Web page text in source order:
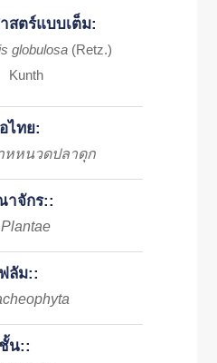
สตร์แบบเต็ม:
globulosa (Retz.)
Kunth
ไทย:
หหนวดปลาดุก
าจักร::
Plantae
ลัม::
ชั้น::